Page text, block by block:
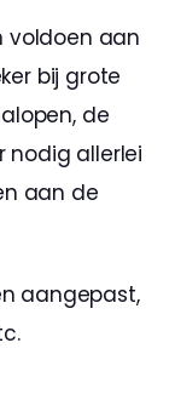
voldoen aan
bij grote
de
nodig allerlei
aan de
aangepast,